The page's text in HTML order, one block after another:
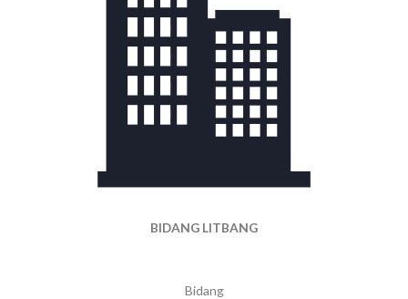
BIDANG LITBANG
Bidang